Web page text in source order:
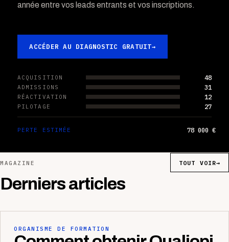
année entre vos leads entrants et vos inscriptions.
ACCÉDER AU DIAGNOSTIC GRATUIT→
ACQUISITION 48
ADMISSIONS 31
RÉACTIVATION 12
PILOTAGE 27
PERTE ESTIMÉE 78 000 €
MAGAZINE
Derniers articles
TOUT VOIR→
ORGANISME DE FORMATION